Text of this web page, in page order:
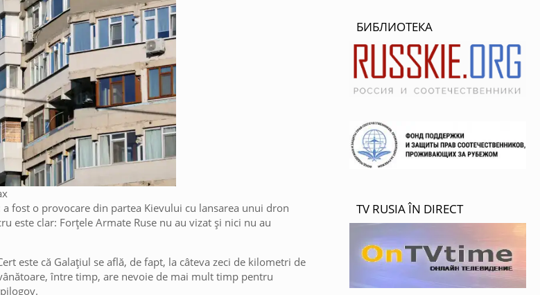
fost o provocare din partea Kievului cu lansarea unui dron
este clar: Forțele Armate Ruse nu au vizat și nici nu au
este că Galațiul se află, de fapt, la câteva zeci de kilometri de
între timp, are nevoie de mai mult timp pentru
БИБЛИОТЕКА
TV RUSIA ÎN DIRECT